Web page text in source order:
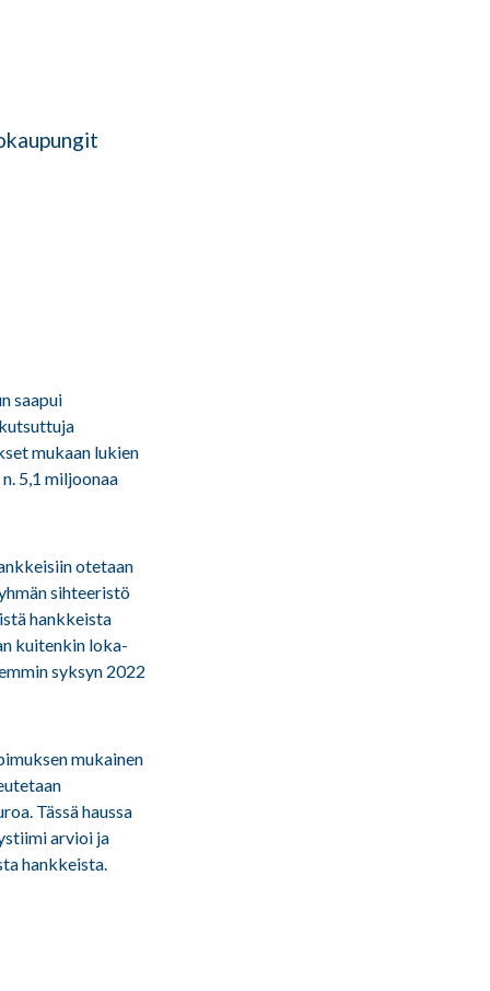
saapui
mukaan lukien
5,1 miljoonaa
otetaan
sihteeristö
hankkeista
kuitenkin loka-
syksyn 2022
mukainen
Tässä haussa
arvioi ja
hankkeista.